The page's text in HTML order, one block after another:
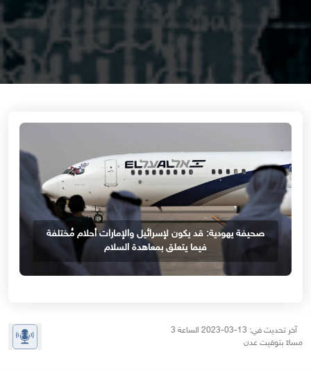
صحيفة يهودية: قد يكون لإسرائيل والإمارات أحلام مُختلفة
فيما يتعلق بمعاهدة السلام
آخر تحديث في: 13-03-2023 الساعة 3
مساءً بتوقيت عدن